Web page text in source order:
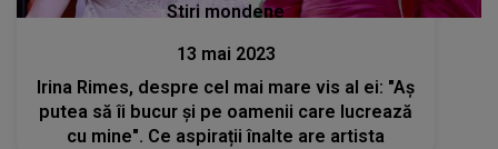
Stiri mondene
13 mai 2023
Irina Rimes, despre cel mai mare vis al ei: "Aș
putea să îi bucur și pe oamenii care lucrează
cu mine". Ce aspirații înalte are artista